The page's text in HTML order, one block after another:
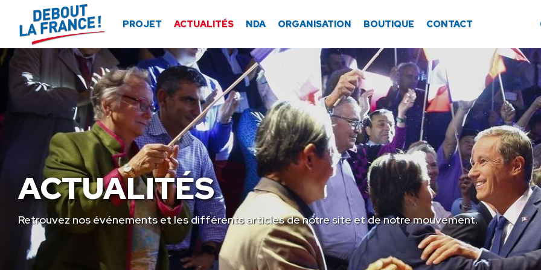
PROJET ACTUALITÉS NDA ORGANISATION BOUTIQUE CONTACT
ACTUALITÉS
Retrouvez nos événements et les différents articles de notre site et de notre mouvement.
Panneau de gestion des cookies